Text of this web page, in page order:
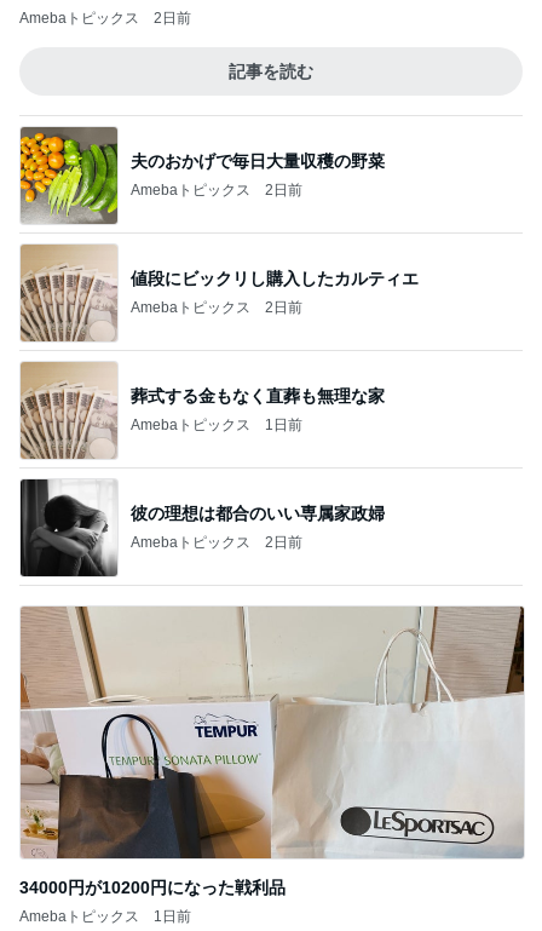
Amebaトピックス 2日前
記事を読む
夫のおかげで毎日大量収穫の野菜
Amebaトピックス 2日前
値段にビックリし購入したカルティエ
Amebaトピックス 2日前
葬式する金もなく直葬も無理な家
Amebaトピックス 1日前
彼の理想は都合のいい専属家政婦
Amebaトピックス 2日前
34000円が10200円になった戦利品
Amebaトピックス 1日前